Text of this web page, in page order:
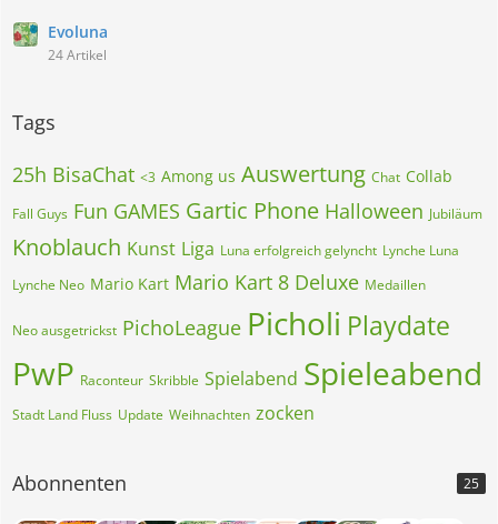
Evoluna
24 Artikel
Tags
25h BisaChat <3 Among us Auswertung Chat Collab
Fall Guys Fun GAMES Gartic Phone Halloween Jubiläum
Knoblauch Kunst Liga Luna erfolgreich gelyncht Lynche Luna
Lynche Neo Mario Kart Mario Kart 8 Deluxe Medaillen
Neo ausgetrickst PichoLeague Picholi Playdate
PwP Raconteur Skribble Spielabend Spieleabend
Stadt Land Fluss Update Weihnachten zocken
Abonnenten 25